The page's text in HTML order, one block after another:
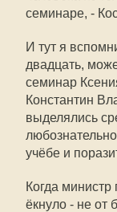
семинаре, -
И тут я
двадцать,
семинар
Константин
выделялись
учёбе и
Когда
ёкнуло - не от